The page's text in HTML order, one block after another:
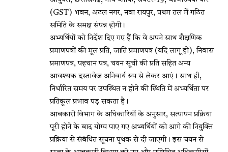
(GST) भवन, अटल नगर, नवा रायपुर, प्रथम तल में गठित
समिति के समक्ष संपन्न होगी।
अभ्यर्थियों को निर्देश दिए गए हैं कि वे अपने साथ शैक्षणिक
प्रमाणपत्रों की मूल प्रति, जाति प्रमाणपत्र (यदि लागू हो), निवास
प्रमाणपत्र, पहचान पत्र, चयन सूची की प्रति सहित अन्य
आवश्यक दस्तावेज अनिवार्य रूप से लेकर आएं। साथ ही,
निर्धारित समय पर उपस्थित न होने की स्थिति में अभ्यर्थिता पर
प्रतिकूल प्रभाव पड़ सकता है।
आबकारी विभाग के अधिकारियों के अनुसार, सत्यापन प्रक्रिया
पूरी होने के बाद योग्य पाए गए अभ्यर्थियों को आगे की नियुक्ति
प्रक्रिया से संबंधित सूचना पृथक से दी जाएगी। इस चयन से